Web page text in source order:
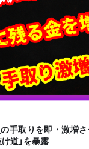
の手取りを即・激増
道」を暴露